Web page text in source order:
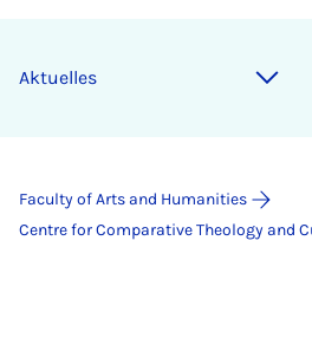
Aktuelles
Faculty of Arts and Humanities
Centre for Comparative Theology and